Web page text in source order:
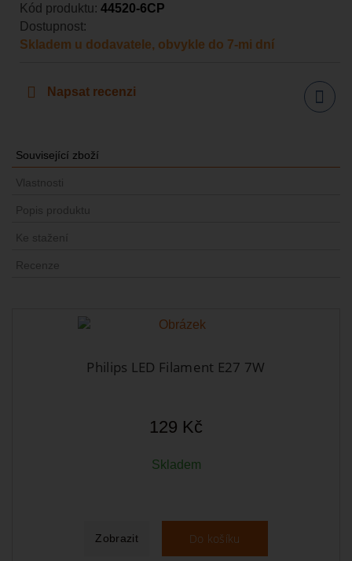
Kód produktu: 44520-6CP
Dostupnost:
Skladem u dodavatele, obvykle do 7-mi dní
Napsat recenzi
Sdílet
Související zboží
Vlastnosti
Popis produktu
Ke stažení
Recenze
Philips LED Filament E27 7W
129 Kč
Skladem
Zobrazit Do košíku